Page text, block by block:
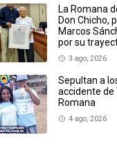
La Romana
Don Chicho,
Marcos
por su
3 ago, 2026
Sepultan a
accidente de
Romana
4 ago, 2026